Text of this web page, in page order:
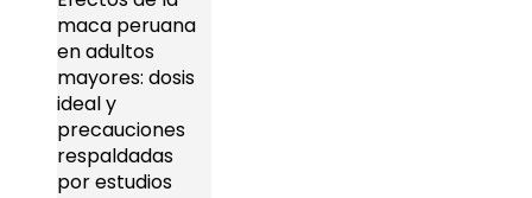
maca peruana
en adultos
mayores: dosis
ideal y
precauciones
respaldadas
por estudios